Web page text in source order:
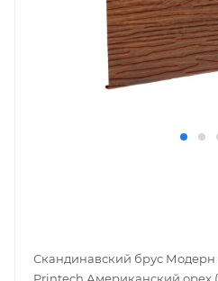
Скандинавский брус